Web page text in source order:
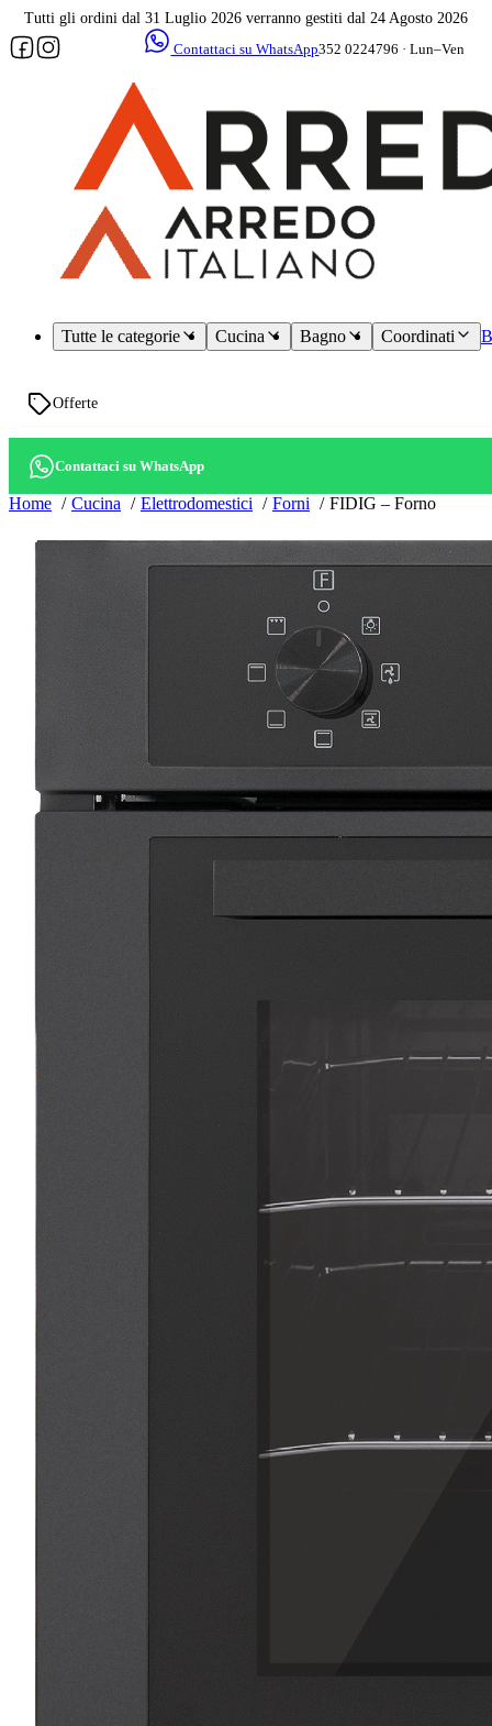
Tutti gli ordini dal 31 Luglio 2026 verranno gestiti dal 24 Agosto 2026
Contattaci su WhatsApp352 0224796 · Lun–Ven
Tutte le categorie Cucina Bagno Coordinati
Offerte
Contattaci su WhatsApp
Home Cucina Elettrodomestici Forni FIDIG – Forno